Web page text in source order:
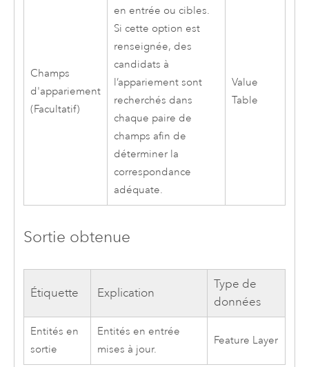
Champs
d'appariement
(Facultatif)
en entrée ou cibles.
Si cette option est
renseignée, des
candidats à
l’appariement sont
recherchés dans
chaque paire de
champs afin de
déterminer la
correspondance
adéquate.
Value
Table
Sortie obtenue
Étiquette Explication
Type de
données
Entités en
sortie
Entités en entrée
mises à jour.
Feature Layer